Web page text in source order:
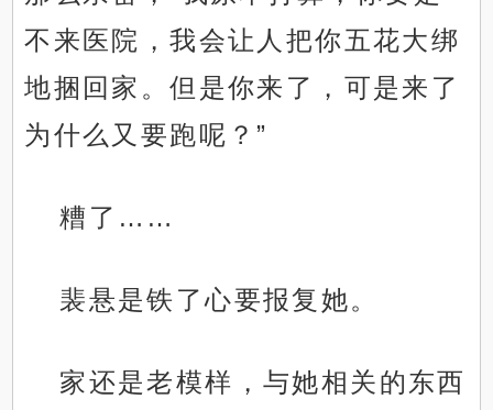
不来医院，我会让人把你五花大绑
地捆回家。但是你来了，可是来了
为什么又要跑呢？”
糟了……
裴悬是铁了心要报复她。
家还是老模样，与她相关的东西